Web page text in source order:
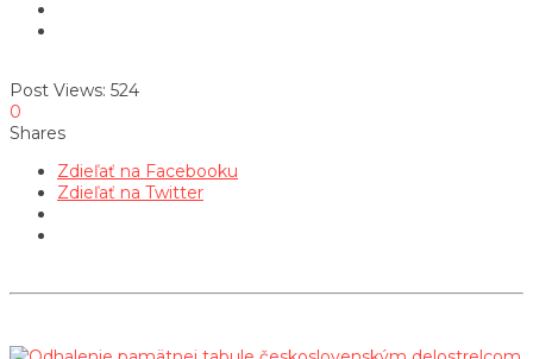
Post Views: 524
0
Shares
Zdieľať na Facebooku
Zdieľať na Twitter